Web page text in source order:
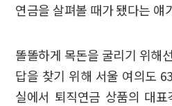
연금을 살펴볼 때가 됐다는 얘
똘똘하게 목돈을 굴리기 위해
답을 찾기 위해 서울 여의도
실에서 퇴직연금 상품의 대